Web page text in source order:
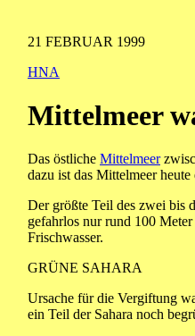
21 FEBRUAR 1999
HNA
Mittelmeer
Das östliche Mittelmeer
dazu ist das Mittelmeer
Der größte Teil des zwei bis
gefahrlos nur rund 100
Frischwasser.
GRÜNE SAHARA
Ursache für die Vergiftung
ein Teil der Sahara noch